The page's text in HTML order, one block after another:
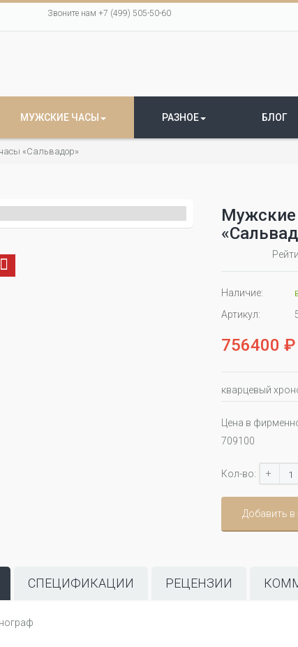
Звоните нам +7 (499) 505-50-60
МУЖСКИЕ ЧАСЫ РАЗНОЕ БЛОГ
«Сальвадор»
Наличие:
Артикул:
756400 ₽
кварцевый
Цена в
709100
Кол-во: +
Добавить в
СПЕЦИФИКАЦИИ РЕЦЕНЗИИ